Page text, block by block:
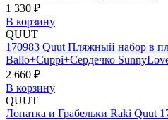
1 330 ₽
В корзину
QUUT
170983 Quut Пляжный набор в
Ballo+Cuppi+Сердечко
2 660 ₽
В корзину
QUUT
Лопатка и Грабельки Raki Quut